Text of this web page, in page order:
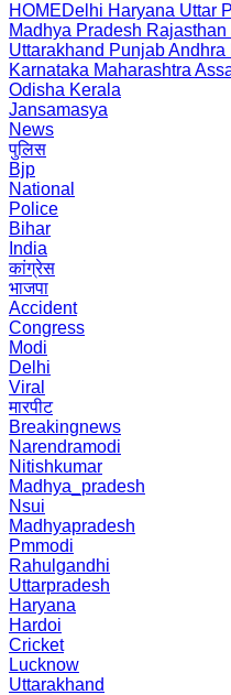
HOMEDelhi Haryana Uttar
Madhya Pradesh Rajasthan
Uttarakhand PunjabAndhra
Karnataka Maharashtra
Odisha Kerala
Jansamasya
News
पुलिस
Bjp
National
Police
Bihar
India
कांग्रेस
भाजपा
Accident
Congress
Modi
Delhi
Viral
मारपीट
Breakingnews
Narendramodi
Nitishkumar
Madhya_pradesh
Nsui
Madhyapradesh
Pmmodi
Rahulgandhi
Uttarpradesh
Haryana
Hardoi
Cricket
Lucknow
Uttarakhand